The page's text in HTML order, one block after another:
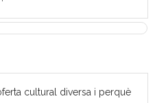
cultural diversa i perquè